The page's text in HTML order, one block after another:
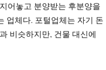
어놓고 분양받는 후분양을
업체다. 포털업체는 자기 돈
비슷하지만, 건물 대신에